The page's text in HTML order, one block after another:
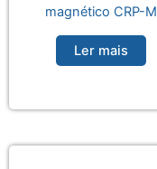
magnético CRP-M
Ler mais